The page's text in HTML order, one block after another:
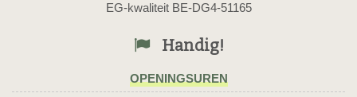
EG-kwaliteit BE-DG4-51165
Handig!
OPENINGSUREN